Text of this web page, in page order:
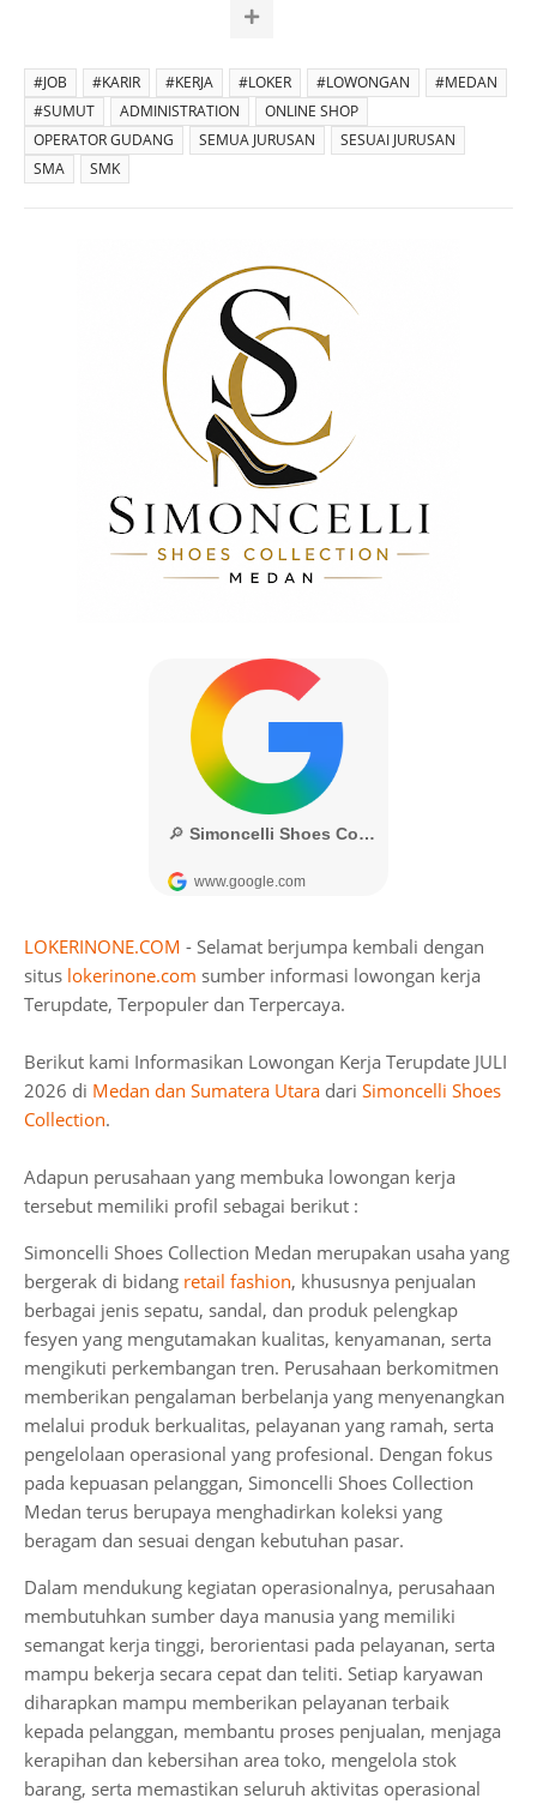
#JOB #KARIR #KERJA #LOKER #LOWONGAN
#MEDAN
#SUMUT
ADMINISTRATION
ONLINE SHOP
OPERATOR GUDANG
SEMUA JURUSAN
SESUAI JURUSAN
SMA
SMK
LOKERINONE.COM - Selamat berjumpa kembali dengan
situs lokerinone.com sumber informasi lowongan kerja
Terupdate, Terpopuler dan Terpercaya.
Berikut kami Informasikan Lowongan Kerja Terupdate JULI
2026 di Medan dan Sumatera Utara dari Simoncelli Shoes
Collection.
Adapun perusahaan yang membuka lowongan kerja
tersebut memiliki profil sebagai berikut :
Simoncelli Shoes Collection Medan merupakan usaha yang
bergerak di bidang retail fashion, khususnya penjualan
berbagai jenis sepatu, sandal, dan produk pelengkap
fesyen yang mengutamakan kualitas, kenyamanan, serta
mengikuti perkembangan tren. Perusahaan berkomitmen
memberikan pengalaman berbelanja yang menyenangkan
melalui produk berkualitas, pelayanan yang ramah, serta
pengelolaan operasional yang profesional. Dengan fokus
pada kepuasan pelanggan, Simoncelli Shoes Collection
Medan terus berupaya menghadirkan koleksi yang
beragam dan sesuai dengan kebutuhan pasar.
Dalam mendukung kegiatan operasionalnya, perusahaan
membutuhkan sumber daya manusia yang memiliki
semangat kerja tinggi, berorientasi pada pelayanan, serta
mampu bekerja secara cepat dan teliti. Setiap karyawan
diharapkan mampu memberikan pelayanan terbaik
kepada pelanggan, membantu proses penjualan, menjaga
kerapihan dan kebersihan area toko, mengelola stok
barang, serta memastikan seluruh aktivitas operasional